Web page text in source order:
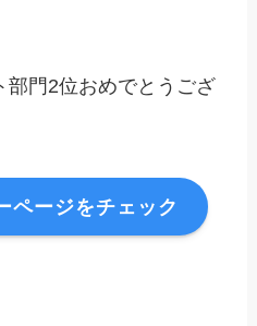
部門2位おめでとうござ
ページをチェック